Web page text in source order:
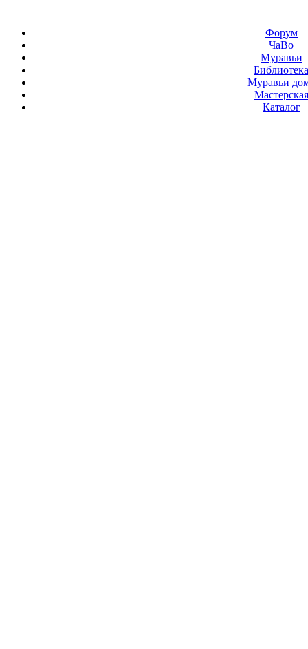
Форум
ЧаВо
Муравьи
Муравьи
Мастерская
Каталог